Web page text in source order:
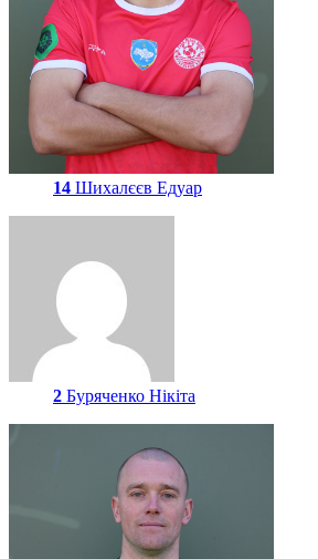
14 Шихалєєв Едуар
2 Буряченко Нікіта